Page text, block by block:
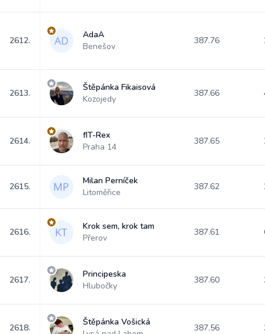
2612.
AdaA
Benešov
387.76
2613.
Štěpánka Fikaisová
Kozojedy
387.66
2614.
fIT-Rex
Praha 14
387.65
2615.
Milan Perníček
Litoměřice
387.62
2616.
Krok sem, krok tam
Přerov
387.61
2617.
Principeska
Hlubočky
387.60
2618.
Štěpánka Vošická
387.56